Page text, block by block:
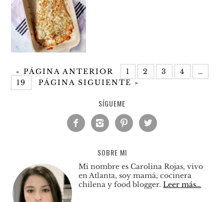
«PÁGINA ANTERIOR 1 2 3 4
…
19
PÁGINA SIGUIENTE »
SÍGUEME
   
SOBRE MI
Mi nombre es Carolina Rojas, vivo
en Atlanta, soy mamá, cocinera
chilena y food blogger.Leer más…